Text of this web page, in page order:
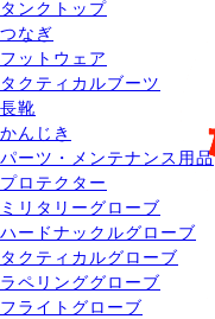
タンクトップ
つなぎ
フットウェア
タクティカルブーツ
長靴
かんじき
パーツ・メンテナンス用品
プロテクター
ミリタリーグローブ
ハードナックルグローブ
タクティカルグローブ
ラペリンググローブ
フライトグローブ